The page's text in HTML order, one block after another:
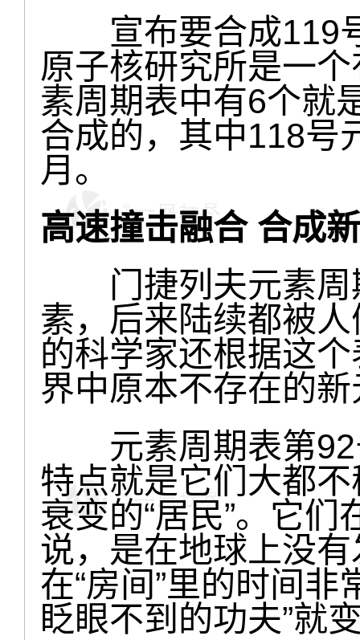
宣布要合成119号
原子核研究所是一
素周期表中有6个就
合成的，其中118号
月。
高速撞击融合 合成
门捷列夫元素周
素，后来陆续都被
的科学家还根据这
界中原本不存在的
元素周期表第92
特点就是它们大都
衰变的“居民”。它
说，是在地球上没
在“房间”里的时间非
眨眼不到的功夫”就